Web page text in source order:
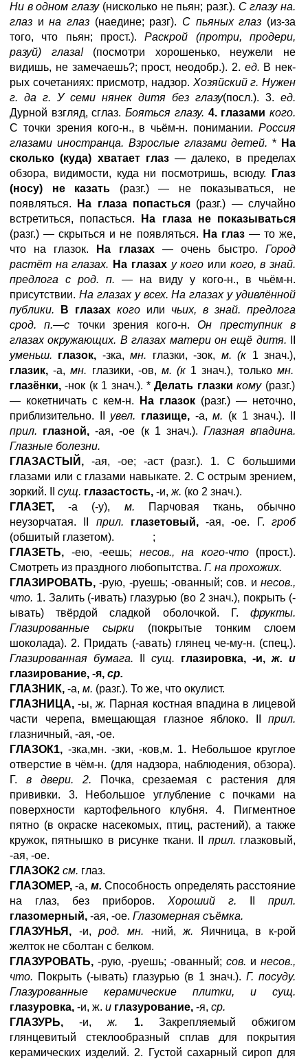
Ни в одном глазу(нисколько не пьян; разг.). С глазу на.
глаз ина глаз (наедине; разг). С пьяных глаз (из-за
того, что пьян; прост.).Раскрой (протри, продери,
разуй) глаза!(посмотри хорошенько, неужели не
видишь, не замечаешь?; прост, неодобр.). 2. ед. В нек-
рых сочетаниях: присмотр, надзор. Хозяйский г. Нужен
г. да г. У семи нянек дитя без глазу(посл.). 3. ед.
Дурной взгляд, сглаз.Бояться глазу. 4. глазами кого.
С точки зрения кого-н., в чьём-н. понимании. Россия
глазами иностранца. Взрослые глазами детей.* На
сколько (куда) хватает глаз— далеко, в пределах
обзора, видимости, куда ни посмотришь, всюду. Глаз
(носу) не казать (разг.) — не показываться, не
появляться.
На глаза попасться (разг.) — случайно
встретиться, попасться. На глаза не показываться
(разг.) — скрыться и не появляться. На глаз— то же,
что на глазок. На глазах— очень быстро. Город
растёт на глазах. На глазах у кого или кого, в знай.
предлога с род. п. — на виду у кого-н., в чьём-н.
присутствии. На глазах у всех. На глазах у удивлённой
публики. В глазах кого или чьих, в знай. предлога
срод. п.—с точки зрения кого-н.Он преступник в
глазах окружающих. В глазах матери он ещё дитя.
уменьш. глазок, -зка,мн. глазки, -зок, м. (к 1 знач.),
глазик, -а,мн. глазики, -ов, м. (к 1 знач.), только мн.
глазёнки, -нок (к 1 знач.). * Делать глазки кому(разг.)
— кокетничать с кем-н. На глазок (разг.) — неточно,
приблизительно. II увел. глазище, -а,м. (к 1 знач.). II
прил. глазной, -ая, -ое (к 1 знач.). Глазная впадина.
Глазные болезни.
ГЛАЗАСТЫЙ, -ая, -ое; -аст (разг.). 1. С большими
глазами или с глазами навыкате. 2. С острым зрением,
зоркий. II сущ. глазастость, -и, ж. (ко 2 знач.).
ГЛАЗЕТ, -а (-у), м. Парчовая ткань, обычно
неузорчатая. II прил. глазетовый,-ая, -ое. Г.гроб
(обшитый глазетом). ;
ГЛАЗЕТЬ, -ею, -еешь; несов., на кого-что (прост.).
Смотреть из праздного любопытства. Г. на прохожих.
ГЛАЗИРОВАТЬ, -рую, -руешь; -ованный; сов. и несов.,
что. 1. Залить (-ивать) глазурью (во 2 знач.), покрыть (-
ывать) твёрдой сладкой оболочкой. Г. фрукты.
Глазированные сырки (покрытые тонким слоем
шоколада). 2. Придать (-авать) глянец че-му-н. (спец.).
Глазированная бумага.
сущ. глазировка, -и, ж. и
глазирование, -я, ср.
ГЛАЗНИК, -а, м. (разг.). То же, что окулист.
ГЛАЗНИЦА, -ы,ж. Парная костная впадина в лицевой
части черепа, вмещающая глазное яблоко. II прил.
глазничный, -ая, -ое.
ГЛАЗОК1, -зка,мн. -зки, -ков,м. 1. Небольшое круглое
отверстие в чём-н. (для надзора, наблюдения, обзора).
Г. в двери. 2.
Почка, срезаемая с растения для
прививки. 3. Небольшое углубление с почками на
поверхности картофельного клубня. 4. Пигментное
пятно (в окраске насекомых, птиц, растений), а также
кружок, пятнышко в рисунке ткани. II прил. глазковый,
-ая, -ое.
ГЛАЗОК2 см. глаз.
ГЛАЗОМЕР, -а, м. Способность определять расстояние
на глаз, без приборов. Хороший г.
прил.
глазомерный, -ая, -ое. Глазомерная съёмка.
ГЛАЗУНЬЯ, -и,род. мн. -ний,ж. Яичница, в к-рой
желток не сболтан с белком.
ГЛАЗУРОВАТЬ, -рую, -руешь; -ованный; сов. и несов.,
что. Покрыть (-ывать) глазурью (в 1 знач.). Г. посуду.
Глазурованные керамические плитки, и сущ.
глазуровка, -и, ж. и глазурование, -я, ср.
ГЛАЗУРЬ, -и,ж. 1.Закрепляемый обжигом
глянцевитый стеклообразный сплав для покрытия
керамических изделий. 2. Густой сахарный сироп для